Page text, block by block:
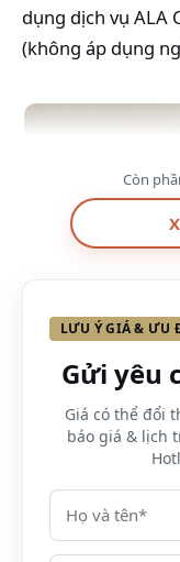
dụng dịch vụ ALA
(không áp dụng
Còn
LƯU Ý GIÁ & ƯU
Gửi yêu
Giá có thể đổi
báo giá & lịch